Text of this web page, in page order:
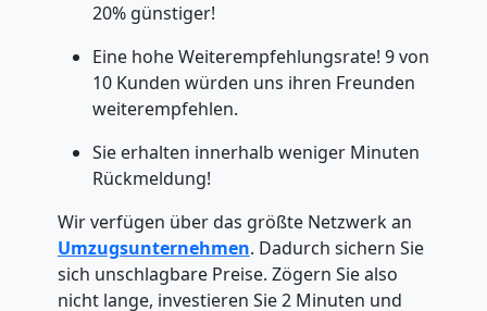
20% günstiger!
Eine hohe Weiterempfehlungsrate! 9 von
10 Kunden würden uns ihren Freunden
weiterempfehlen.
Sie erhalten innerhalb weniger Minuten
Rückmeldung!
Wir verfügen über das größte Netzwerk an
Umzugsunternehmen. Dadurch sichern Sie
sich unschlagbare Preise. Zögern Sie also
nicht lange, investieren Sie 2 Minuten und